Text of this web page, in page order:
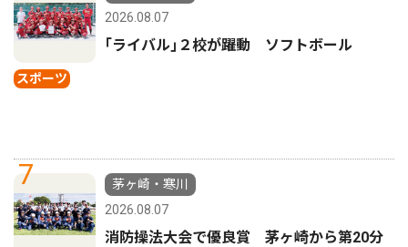
スポーツ
2026.08.07
｢ライバル｣２校が躍動 ソフトボール
7
茅ヶ崎・寒川
2026.08.07
消防操法大会で優良賞 茅ヶ崎から第20分